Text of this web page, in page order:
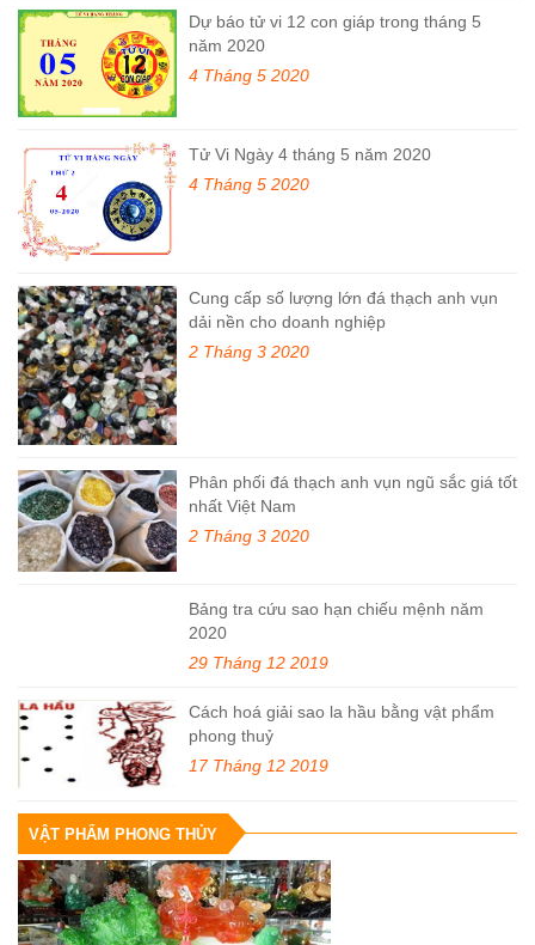
Dự báo tử vi 12 con giáp trong tháng 5
năm 2020
4 Tháng 5 2020
Tử Vi Ngày 4 tháng 5 năm 2020
4 Tháng 5 2020
Cung cấp số lượng lớn đá thạch anh vụn
dải nền cho doanh nghiệp
2 Tháng 3 2020
Phân phối đá thạch anh vụn ngũ sắc giá tốt
nhất Việt Nam
2 Tháng 3 2020
Bảng tra cứu sao hạn chiếu mệnh năm
2020
29 Tháng 12 2019
Cách hoá giải sao la hầu bằng vật phẩm
phong thuỷ
17 Tháng 12 2019
VẬT PHẨM PHONG THỦY